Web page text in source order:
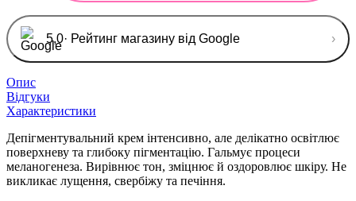
5,0· Рейтинг магазину від Google ›
Опис
Відгуки
Характеристики
Депігментувальний крем інтенсивно, але делікатно освітлює
поверхневу та глибоку пігментацію. Гальмує процеси
меланогенеза. Вирівнює тон, зміцнює й оздоровлює шкіру. Не
викликає лущення, свербіжу та печіння.